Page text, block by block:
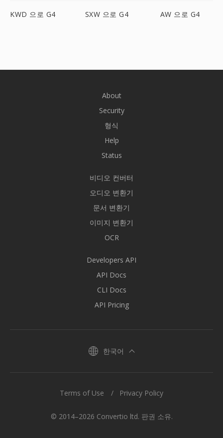
KWD 으로 G4 SXW 으로 G4 AW 으로 G4
About
Security
형식
Help
Status
비디오 컨버터
오디오 변환기
문서 변환기
이미지 변환기
OCR
Developers API
API Docs
CLI Docs
API Pricing
한국어
© 2014–2026 Convertio ltd. 판권 소유.
Terms of Use Privacy Policy